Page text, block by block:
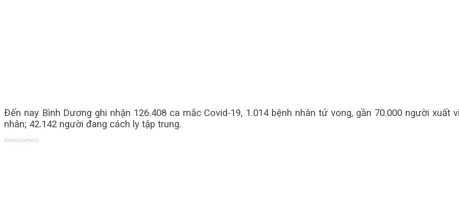
Đến nay Bình Dương ghi nhận 126.408 ca mắc Covid-19, 1.014 bệnh nhân tử vong, gần 70.000 người xuất
nhân; 42.142 người đang cách ly tập trung.
Advertisement